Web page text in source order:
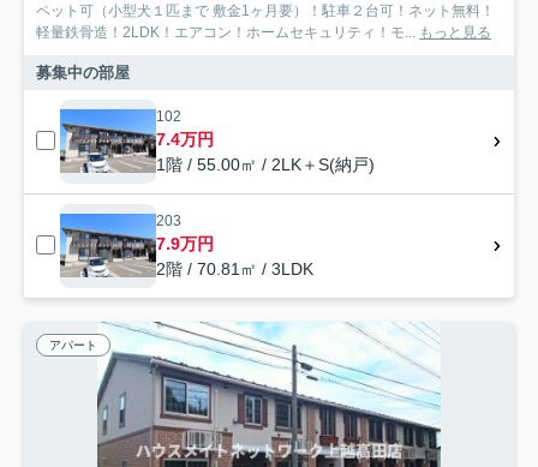
ペット可（小型犬１匹まで 敷金1ヶ月要）！駐車２台可！ネット無料！
軽量鉄骨造！2LDK！エアコン！ホームセキュリティ！モ...
もっと見る
募集中の部屋
102
7.4万円
1階 / 55.00㎡ / 2LK＋S(納戸)
203
7.9万円
2階 / 70.81㎡ / 3LDK
アパート